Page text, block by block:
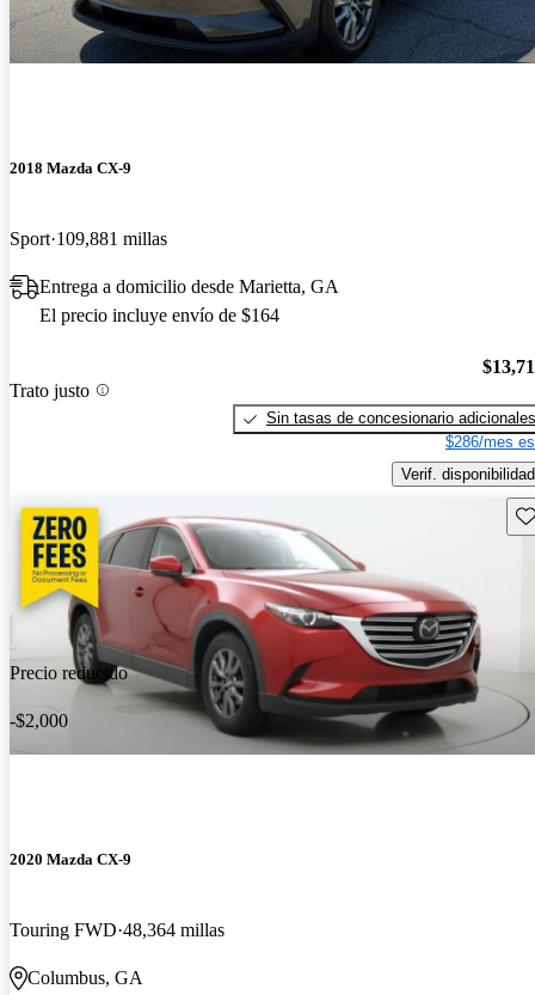
2018 Mazda CX-9
Sport 109,881 millas
Entrega a domicilio desde Marietta, GA
El precio incluye envío de $164
Trato justo
Sin tasas de concesionario adicionales
$286/mes
Verif. disponibilidad
Precio reducido
-$2,000
2020 Mazda CX-9
Touring FWD 48,364 millas
Columbus, GA